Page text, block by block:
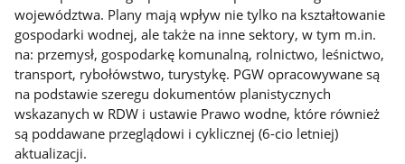
województwa. Plany mają wpływ nie tylko na kształtowanie
gospodarki wodnej, ale także na inne sektory, w tym m.in.
na: przemysł, gospodarkę komunalną, rolnictwo, leśnictwo,
transport, rybołówstwo, turystykę. PGW opracowywane są
na podstawie szeregu dokumentów planistycznych
wskazanych w RDW i ustawie Prawo wodne, które również
są poddawane przeglądowi i cyklicznej (6-cio letniej)
aktualizacji.